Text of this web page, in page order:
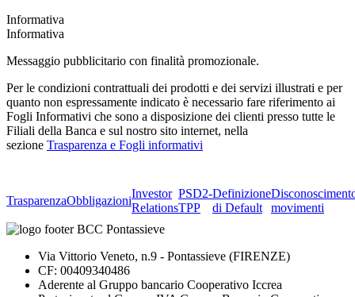
Informativa
Informativa
Messaggio pubblicitario con finalità promozionale.
Per le condizioni contrattuali dei prodotti e dei servizi illustrati e per
quanto non espressamente indicato è necessario fare riferimento ai
Fogli Informativi che sono a disposizione dei clienti presso tutte le
Filiali della Banca e sul nostro sito internet, nella
sezione Trasparenza e Fogli informativi
TrasparenzaObbligazioni
Investor
Relations
PSD2-
TPP
Definizione
di Default
movimenti
Via Vittorio Veneto, n.9 - Pontassieve (FIRENZE)
CF: 00409340486
Aderente al Gruppo bancario Cooperativo Iccrea